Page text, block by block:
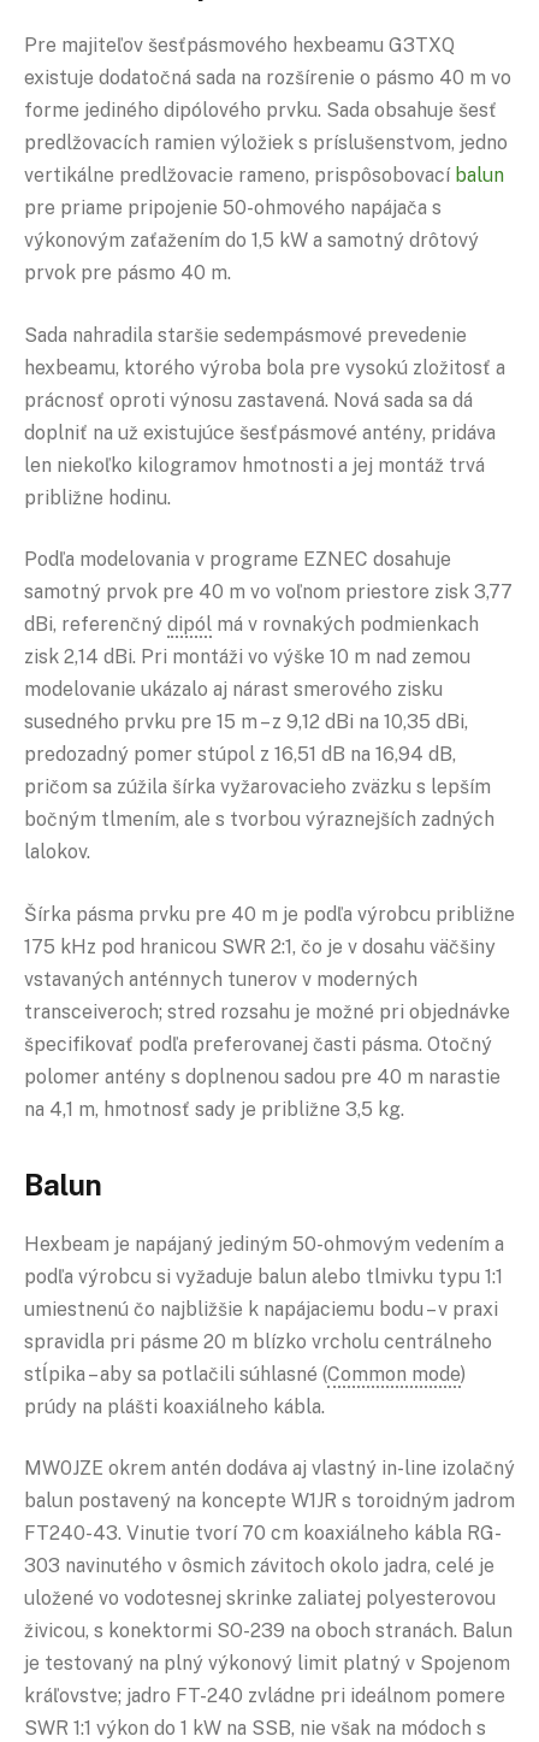
Pre majiteľov šesťpásmového hexbeamu G3TXQ
existuje dodatočná sada na rozšírenie o pásmo 40 m vo
forme jediného dipólového prvku. Sada obsahuje šesť
predlžovacích ramien výložiek s príslušenstvom, jedno
vertikálne predlžovacie rameno, prispôsobovací balun
pre priame pripojenie 50-ohmového napájača s
výkonovým zaťažením do 1,5 kW a samotný drôtový
prvok pre pásmo 40 m.
Sada nahradila staršie sedempásmové prevedenie
hexbeamu, ktorého výroba bola pre vysokú zložitosť a
prácnosť oproti výnosu zastavená. Nová sada sa dá
doplniť na už existujúce šesťpásmové antény, pridáva
len niekoľko kilogramov hmotnosti a jej montáž trvá
približne hodinu.
Podľa modelovania v programe EZNEC dosahuje
samotný prvok pre 40 m vo voľnom priestore zisk 3,77
dBi, referenčný dipól má v rovnakých podmienkach
zisk 2,14 dBi. Pri montáži vo výške 10 m nad zemou
modelovanie ukázalo aj nárast smerového zisku
susedného prvku pre 15 m – z 9,12 dBi na 10,35 dBi,
predozadný pomer stúpol z 16,51 dB na 16,94 dB,
pričom sa zúžila šírka vyžarovacieho zväzku s lepším
bočným tlmením, ale s tvorbou výraznejších zadných
lalokov.
Šírka pásma prvku pre 40 m je podľa výrobcu približne
175 kHz pod hranicou SWR 2:1, čo je v dosahu väčšiny
vstavaných anténnych tunerov v moderných
transceiveroch; stred rozsahu je možné pri objednávke
špecifikovať podľa preferovanej časti pásma. Otočný
polomer antény s doplnenou sadou pre 40 m narastie
na 4,1 m, hmotnosť sady je približne 3,5 kg.
Balun
Hexbeam je napájaný jediným 50-ohmovým vedením a
podľa výrobcu si vyžaduje balun alebo tlmivku typu 1:1
umiestnenú čo najbližšie k napájaciemu bodu – v praxi
spravidla pri pásme 20 m blízko vrcholu centrálneho
stĺpika – aby sa potlačili súhlasné (Common mode)
prúdy na plášti koaxiálneho kábla.
MW0JZE okrem antén dodáva aj vlastný in-line izolačný
balun postavený na koncepte W1JR s toroidným jadrom
FT240-43. Vinutie tvorí 70 cm koaxiálneho kábla RG-
303 navinutého v ôsmich závitoch okolo jadra, celé je
uložené vo vodotesnej skrinke zaliatej polyesterovou
živicou, s konektormi SO-239 na oboch stranách. Balun
je testovaný na plný výkonový limit platný v Spojenom
kráľovstve; jadro FT-240 zvládne pri ideálnom pomere
SWR 1:1 výkon do 1 kW na SSB, nie však na módoch s